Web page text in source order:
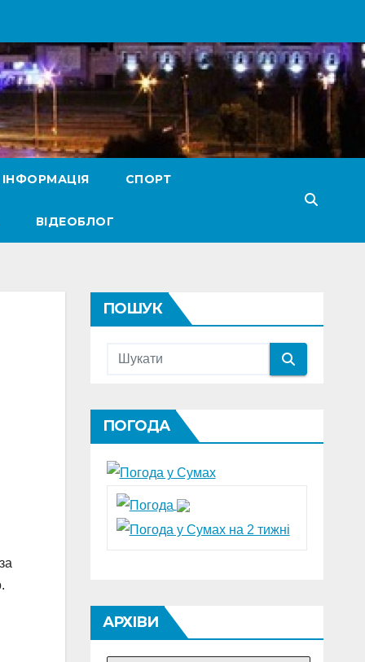
СПОРТ
ВІДЕОБЛОГ
ПОШУК
ПОГОДА
АРХІВИ